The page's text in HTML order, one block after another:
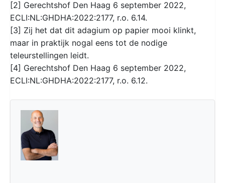
[2] Gerechtshof Den Haag 6 september 2022,
ECLI:NL:GHDHA:2022:2177, r.o. 6.14.
[3] Zij het dat dit adagium op papier mooi klinkt,
maar in praktijk nogal eens tot de nodige
teleurstellingen leidt.
[4] Gerechtshof Den Haag 6 september 2022,
ECLI:NL:GHDHA:2022:2177, r.o. 6.12.